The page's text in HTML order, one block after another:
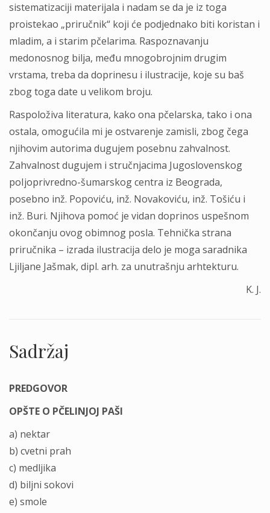
sistematizaciji materijala i nadam se da je iz toga
proistekao „priručnik“ koji će podjednako biti koristan i
mladim, a i starim pčelarima. Raspoznavanju
medonosnog bilja, među mnogobrojnim drugim
vrstama, treba da doprinesu i ilustracije, koje su baš
zbog toga date u velikom broju.
Raspoloživa literatura, kako ona pčelarska, tako i ona
ostala, omogućila mi je ostvarenje zamisli, zbog čega
njihovim autorima dugujem posebnu zahvalnost.
Zahvalnost dugujem i stručnjacima Jugoslovenskog
poIjoprivredno-šumarskog centra iz Beograda,
posebno inž. Popoviću, inž. Novakoviću, inž. Tošiću i
inž. Buri. Njihova pomoć je vidan doprinos uspešnom
okončanju ovog obimnog posla. Tehnička strana
priručnika – izrada ilustracija delo je moga saradnika
Ljiljane Jašmak, dipl. arh. za unutrašnju arhtekturu.
K. J.
Sadržaj
PREDGOVOR
OPŠTE O PČELINJOJ PAŠI
a) nektar
b) cvetni prah
c) medljika
d) biljni sokovi
e) smole